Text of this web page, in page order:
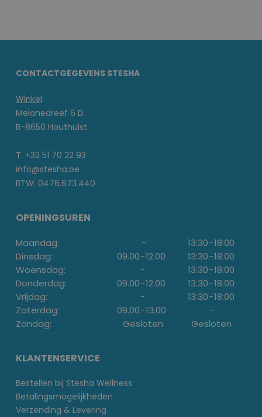
CONTACTGEGEVENS STESHA
Winkel
Melanedreef 6 D
B-8650 Houthulst
T. +32 51 70 22 93
info@stesha.be
BTW: 0476.673.440
OPENINGSUREN
Maandag: - 13:30-18:00
Dinsdag:
09.00-12.00 13:30-18:00
Woensdag:
- 13:30-18:00
Donderdag:
09.00-12.00 13:30-18:00
Vrijdag:
- 13:30-18:00
Zaterdag:
09.00-13.00
-
Zondag:
Gesloten Gesloten
KLANTENSERVICE
Bestellen bij Stesha Wellness
Betalingsmogelijkheden
Verzending & Levering